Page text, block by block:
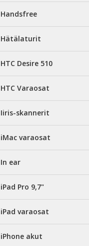
Handsfree
Hätälaturit
HTC Desire 510
HTC Varaosat
Iiris-skannerit
iMac varaosat
In ear
iPad Pro 9,7"
iPad varaosat
iPhone akut